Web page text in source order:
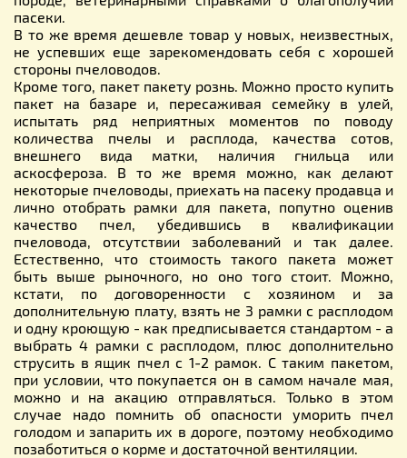
пасеки.
В то же время дешевле товар у новых, неизвестных,
не успевших еще зарекомендовать себя с хорошей
стороны пчеловодов.
Кроме того, пакет пакету рознь. Можно просто купить
пакет на базаре и, пересаживая семейку в улей,
испытать ряд неприятных моментов по поводу
количества пчелы и расплода, качества сотов,
внешнего вида матки, наличия гнильца или
аскосфероза. В то же время можно, как делают
некоторые пчеловоды, приехать на пасеку продавца и
лично отобрать рамки для пакета, попутно оценив
качество пчел, убедившись в квалификации
пчеловода, отсутствии заболеваний и так далее.
Естественно, что стоимость такого пакета может
быть выше рыночного, но оно того стоит. Можно,
кстати, по договоренности с хозяином и за
дополнительную плату, взять не 3 рамки с расплодом
и одну кроющую - как предписывается стандартом - а
выбрать 4 рамки с расплодом, плюс дополнительно
струсить в ящик пчел с 1-2 рамок. С таким пакетом,
при условии, что покупается он в самом начале мая,
можно и на акацию отправляться. Только в этом
случае надо помнить об опасности уморить пчел
голодом и запарить их в дороге, поэтому необходимо
позаботиться о корме и достаточной вентиляции.